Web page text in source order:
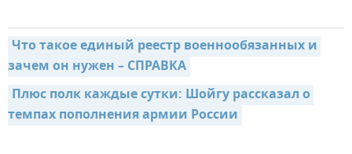
Что такое единый реестр военнообязанных и
зачем он нужен – СПРАВКА
Плюс полк каждые сутки: Шойгу рассказал о
темпах пополнения армии России